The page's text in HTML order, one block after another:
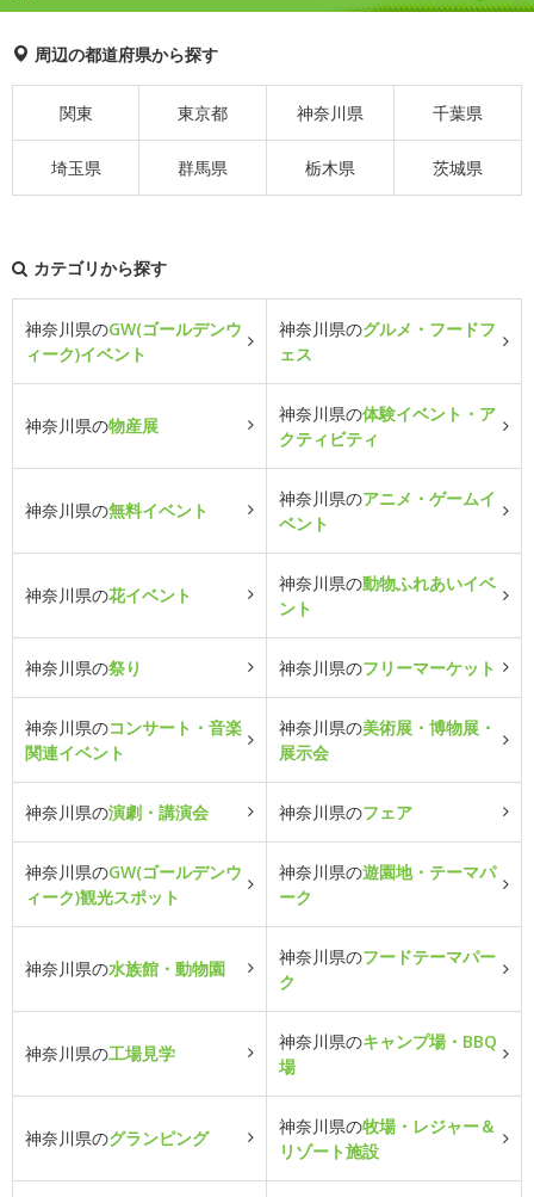
周辺の都道府県から探す
関東 東京都 神奈川県 千葉県
埼玉県 群馬県 栃木県 茨城県
カテゴリから探す
神奈川県のGW(ゴールデンウ
ィーク)イベント
神奈川県のグルメ・フードフ
ェス
神奈川県の物産展
神奈川県の体験イベント・ア
クティビティ
神奈川県の無料イベント
神奈川県のアニメ・ゲームイ
ベント
神奈川県の花イベント
神奈川県の動物ふれあいイベ
ント
神奈川県の祭り 神奈川県のフリーマーケット
神奈川県のコンサート・音楽
関連イベント
神奈川県の美術展・博物展・
展示会
神奈川県の演劇・講演会 神奈川県のフェア
神奈川県のGW(ゴールデンウ
ィーク)観光スポット
神奈川県の遊園地・テーマパ
ーク
神奈川県の水族館・動物園
神奈川県のフードテーマパー
ク
神奈川県の工場見学
神奈川県のキャンプ場・BBQ
場
神奈川県のグランピング
神奈川県の牧場・レジャー＆
リゾート施設